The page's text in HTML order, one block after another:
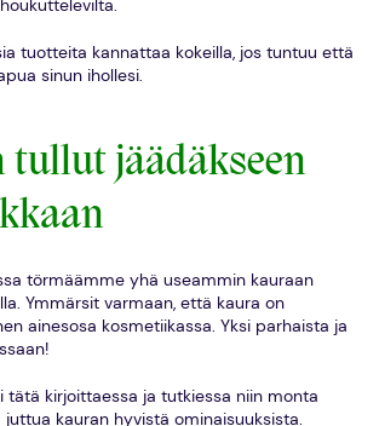
tuotteita kannattaa kokeilla, jos tuntuu että
sinun ihollesi.
tullut jäädäkseen
törmäämme yhä useammin kauraan
Ymmärsit varmaan, että kaura on
ainesosa kosmetiikassa. Yksi parhaista ja
tätä kirjoittaessa ja tutkiessa niin monta
kauran hyvistä ominaisuuksista.